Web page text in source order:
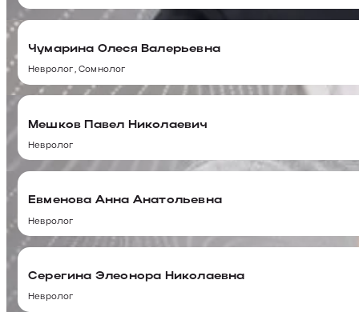
Чумарина Олеся Валерьевна
Невролог, Сомнолог
Мешков Павел Николаевич
Невролог
Евменова Анна Анатольевна
Невролог
Серегина Элеонора Николаевна
Невролог